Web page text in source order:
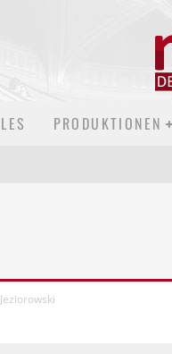
PRODUKTIONEN